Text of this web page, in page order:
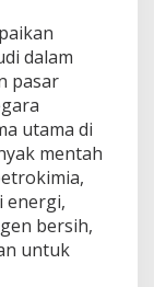
dalam
pasar
utama di
mentah
energi,
bersih,
untuk